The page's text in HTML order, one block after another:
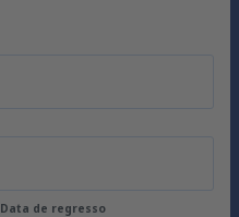
Data de regresso